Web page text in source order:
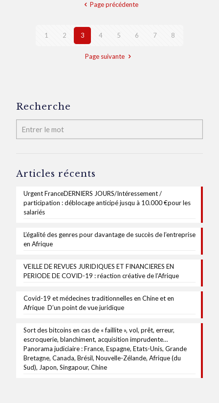
Page précédente
1 2 3 4 5 6 7 8
Page suivante
Recherche
Articles récents
Urgent FranceDERNIERS JOURS/Intéressement /
participation : déblocage anticipé jusqu à 10.000 €pour les
salariés
L’égalité des genres pour davantage de succès de l’entreprise
en Afrique
VEILLE DE REVUES JURIDIQUES ET FINANCIERES EN
PERIODE DE COVID-19 : réaction créative de l’Afrique
Covid-19 et médecines traditionnelles en Chine et en
Afrique D’un point de vue juridique
Sort des bitcoins en cas de « faillite », vol, prêt, erreur,
escroquerie, blanchiment, acquisition imprudente…
Panorama judiciaire : France, Espagne, Etats-Unis, Grande
Bretagne, Canada, Brésil, Nouvelle-Zélande, Afrique (du
Sud), Japon, Singapour, Chine